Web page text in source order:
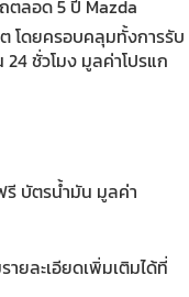
ตลอด 5 ปี Mazda
ต โดยครอบคลุมทั้งการรับ
ชั่วโมง มูลค่าโปรแก
รี บัตรน้ำมัน มูลค่า
ยละเอียดเพิ่มเติมได้ที่